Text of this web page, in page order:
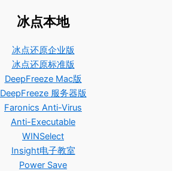
冰点本地
冰点还原企业版
冰点还原标准版
DeepFreeze Mac版
DeepFreeze 服务器版
Faronics Anti-Virus
Anti-Executable
WINSelect
Insight电子教室
Power Save